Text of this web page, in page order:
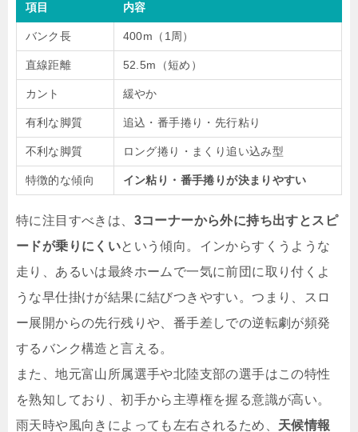
項目 内容
バンク長 400m（1周）
直線距離 52.5m（短め）
カント 緩やか
有利な脚質 追込・番手捲り・先行粘り
不利な脚質 ロング捲り・まくり追い込み型
特徴的な傾向 イン粘り・番手捲りが決まりやすい
特に注目すべきは、 3コーナーから外に持ち出すとスピ
ードが乗りにくいという傾向。インからすくうような
走り、あるいは最終ホームで一気に前団に取り付くよ
うな早仕掛けが結果に結びつきやすい。つまり、スロ
ー展開からの先行残りや、番手差しでの逆転劇が頻発
するバンク構造と言える。
また、地元富山所属選手や北陸支部の選手はこの特性
を熟知しており、初手から主導権を握る意識が高い。
雨天時や風向きによっても左右されるため、 天候情報